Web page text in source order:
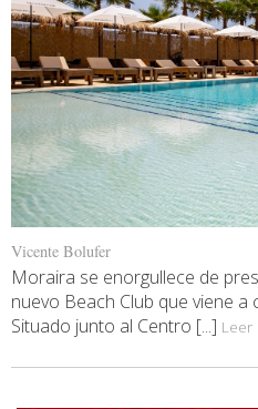
Vicente Bolufer
Moraira se enorgullece de
nuevo Beach Club que viene a
Situado junto al Centro [...] Leer